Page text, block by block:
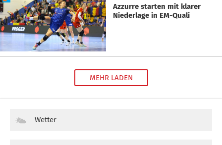
Azzurre starten mit klarer
Niederlage in EM-Quali
MEHR LADEN
Wetter